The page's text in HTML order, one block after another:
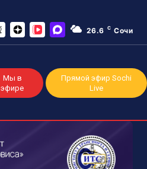
26.6 C Сочи
Мы в
эфире
Прямой эфир Sochi
Live